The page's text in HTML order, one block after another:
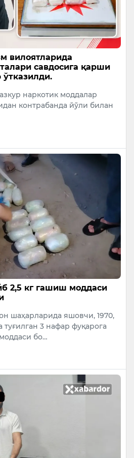
вилоятларида
савдосига қарши
ўтказилди.
наркотик моддалар
контрабанда йўли билан
2,5 кг гашиш моддаси
шаҳарларида яшовчи, 1970,
туғилган 3 нафар фуқарога
бо…